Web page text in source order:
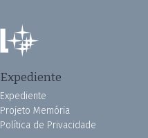
Expediente
Expediente
Projeto Memória
Política de Privacidade